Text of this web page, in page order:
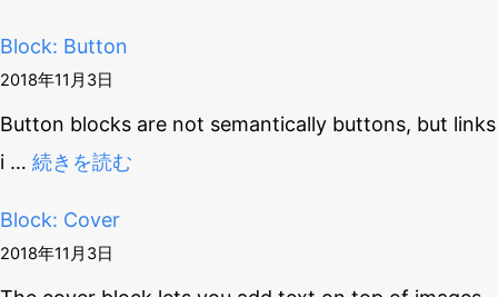
Block: Button
2018年11月3日
Button blocks are not semantically buttons, but links
i … 続きを読む
Block: Cover
2018年11月3日